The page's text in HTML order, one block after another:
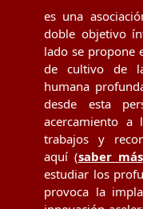
es una
doble objetivo
lado se propone
de cultivo de
humana
desde esta
acercamiento a
trabajos y
aquí (saber más
estudiar los
provoca la